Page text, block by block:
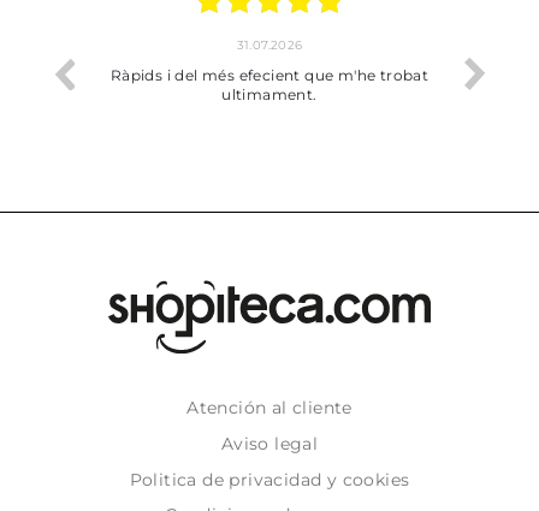
trobat
17.07.2026
Bien pero soy de Vilafranca y no me ha
dejado recoger en tienda
Atención al cliente
Aviso legal
Politica de privacidad y cookies